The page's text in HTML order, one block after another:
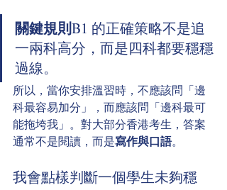
關鍵規則B1 的正確策略不是追
一兩科高分，而是四科都要穩穩
過線。
所以，當你安排溫習時，不應該問「邊
科最容易加分」，而應該問「邊科最可
能拖垮我」。對大部分香港考生，答案
通常不是閱讀，而是寫作與口語。
我會點樣判斷一個學生未夠穩